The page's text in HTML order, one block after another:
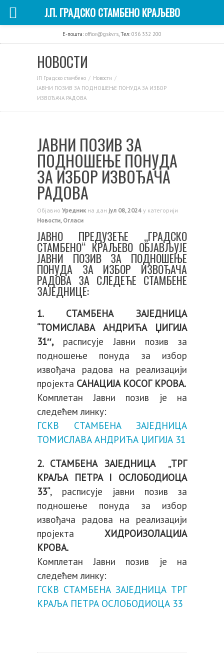
E-пошта: office@gskv.rs, Тел: 036 332 200
НОВОСТИ
ЈП Градско стамбено
Новости
ЈАВНИ ПОЗИВ ЗА ПОДНОШЕЊЕ ПОНУДА ЗА ИЗБОР
ИЗВОЂАЧА РАДОВА
ЈАВНИ ПОЗИВ ЗА
ПОДНОШЕЊЕ ПОНУДА
ЗА ИЗБОР ИЗВОЂАЧА
РАДОВА
Објавио Уредник на дан јул 08, 2024 у категорији
Новости, Огласи
ЈАВНО ПРЕДУЗЕЋЕ „ГРАДСКО
СТАМБЕНО“ КРАЉЕВО ОБЈАВЉУЈЕ
ЈАВНИ ПОЗИВ ЗА ПОДНОШЕЊЕ
ПОНУДА ЗА ИЗБОР ИЗВОЂАЧА
РАДОВА ЗА СЛЕДЕЋЕ СТАМБЕНЕ
ЗАЈЕДНИЦЕ:
1. СТАМБЕНА ЗАЈЕДНИЦА
“ТОМИСЛАВА АНДРИЋА ЏИГИЈА
31″, расписује Јавни позив за
подношење понуда за избор
извођача радова на реализацији
пројекта САНАЦИЈА КОСОГ КРОВА.
Комплетан Јавни позив је на
следећем линку:
ГСКВ СТАМБЕНА ЗАЈЕДНИЦА
ТОМИСЛАВА АНДРИЋА ЏИГИЈА 31
2. СТАМБЕНА ЗАЈЕДНИЦА „ТРГ
КРАЉА ПЕТРА I ОСЛОБОДИОЦА
33“, расписује јавни позив за
подношење понуда за избор
извођача радова на реализацији
пројекта ХИДРОИЗОЛАЦИЈА
КРОВА.
Комплетан Јавни позив је на
следећем линку:
ГСКВ СТАМБЕНА ЗАЈЕДНИЦА ТРГ
КРАЉА ПЕТРА ОСЛОБОДИОЦА 33
Ј.П. ГРАДСКО СТАМБЕНО КРАЉЕВО